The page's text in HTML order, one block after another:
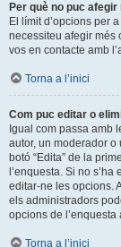
Per què no puc
El límit d’opcions per
necessiteu afegir més
vos en contacte amb
Torna a l’inici
Com puc editar o
Igual com passa amb
autor, un moderador o
botó “Edita” de la
l’enquesta. Si no
editar-ne les opcions.
els administradors
opcions de
Torna a l’inici